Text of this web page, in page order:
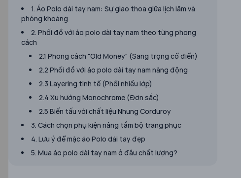
1. Áo Polo dài tay nam: Sự giao thoa giữa lịch lãm và
phóng khoáng
2. Phối đồ với áo polo dài tay nam theo từng phong
cách
2.1 Phong cách "Old Money" (Sang trọng cổ điển)
2.2 Phối đồ với áo polo dài tay nam năng động
2.3 Layering tinh tế (Phối nhiều lớp)
2.4 Xu hướng Monochrome (Đơn sắc)
2.5 Biến tấu với chất liệu Nhung Corduroy
3. Cách chọn phụ kiện nâng tầm bộ trang phục
4. Lưu ý để mặc áo Polo dài tay đẹp
5. Mua áo polo dài tay nam ở đâu chất lượng?